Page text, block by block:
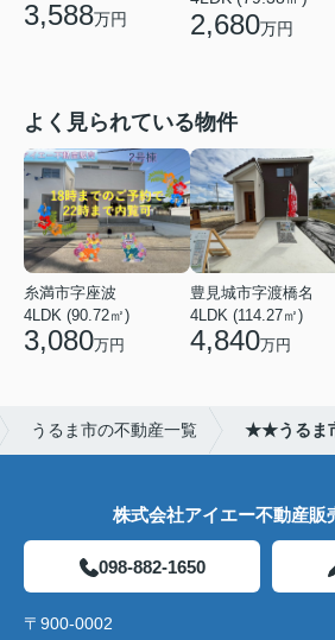
3,588万円 2,680万円
よく見られている物件
糸満市字座波
4LDK (90.72㎡)
3,080万円
豊見城市字渡橋名
4LDK (114.27㎡)
4,840万円
うるま市の不動産一覧 ★★うるま
株式会社アイエー不動産販
098-882-1650
〒900-0002